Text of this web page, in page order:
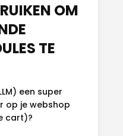
OM
TE
een super
op je webshop
cart)?